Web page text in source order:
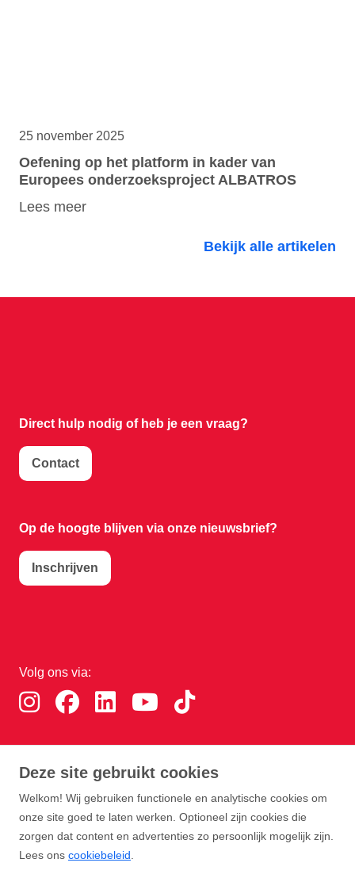
Deze site gebruikt cookies
Welkom! Wij gebruiken functionele en analytische cookies om
onze site goed te laten werken. Optioneel zijn cookies die
zorgen dat content en advertenties zo persoonlijk mogelijk zijn.
Lees ons cookiebeleid
25 november 2025
Oefening op het platform in kader van
Europees onderzoeksproject ALBATROS
Lees meer
Bekijk alle artikelen
Direct hulp nodig ofheb je een vraag?
Contact
Op de hoogte blijven via onze nieuwsbrief?
Inschrijven
Volg ons via:
Download de RTHA app: